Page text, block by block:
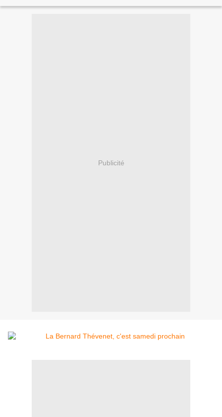
Publicité